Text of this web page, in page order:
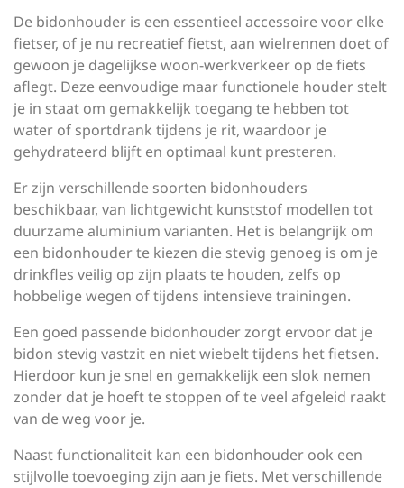
De bidonhouder is een essentieel accessoire voor elke
fietser, of je nu recreatief fietst, aan wielrennen doet of
gewoon je dagelijkse woon-werkverkeer op de fiets
aflegt. Deze eenvoudige maar functionele houder stelt
je in staat om gemakkelijk toegang te hebben tot
water of sportdrank tijdens je rit, waardoor je
gehydrateerd blijft en optimaal kunt presteren.
Er zijn verschillende soorten bidonhouders
beschikbaar, van lichtgewicht kunststof modellen tot
duurzame aluminium varianten. Het is belangrijk om
een bidonhouder te kiezen die stevig genoeg is om je
drinkfles veilig op zijn plaats te houden, zelfs op
hobbelige wegen of tijdens intensieve trainingen.
Een goed passende bidonhouder zorgt ervoor dat je
bidon stevig vastzit en niet wiebelt tijdens het fietsen.
Hierdoor kun je snel en gemakkelijk een slok nemen
zonder dat je hoeft te stoppen of te veel afgeleid raakt
van de weg voor je.
Naast functionaliteit kan een bidonhouder ook een
stijlvolle toevoeging zijn aan je fiets. Met verschillende